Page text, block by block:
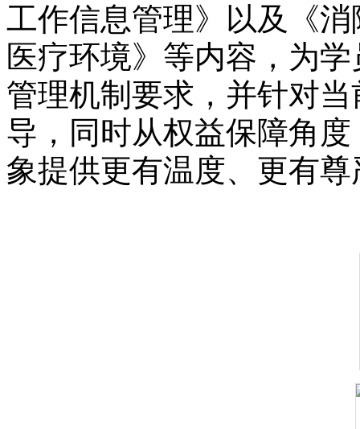
工作信息管理》以及《
医疗环境》等内容，为
管理机制要求，并针对
导，同时从权益保障角
象提供更有温度、更有